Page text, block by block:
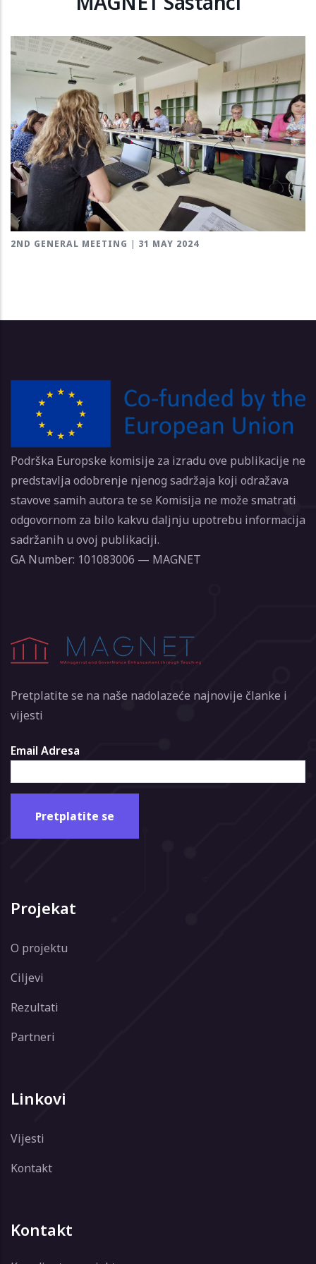
2ND GENERAL MEETING | 31 MAY 2024
Podrška Europske komisije za izradu ove publikacije ne
predstavlja odobrenje njenog sadržaja koji odražava
stavove samih autora te se Komisija ne može smatrati
odgovornom za bilo kakvu daljnju upotrebu informacija
sadržanih u ovoj publikaciji.
GA Number: 101083006 — MAGNET
Pretplatite se na naše nadolazeće najnovije članke i
vijesti
Email Adresa
Projekat
O projektu
Ciljevi
Rezultati
Partneri
Linkovi
Vijesti
Kontakt
Kontakt